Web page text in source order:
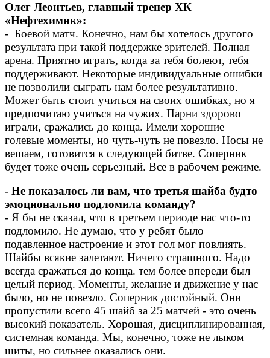
Олег Леонтьев, главный тренер ХК
«Нефтехимик»:
- Боевой матч. Конечно, нам бы хотелось другого
результата при такой поддержке зрителей. Полная
арена. Приятно играть, когда за тебя болеют, тебя
поддерживают. Некоторые индивидуальные ошибки
не позволили сыграть нам более результативно.
Может быть стоит учиться на своих ошибках, но я
предпочитаю учиться на чужих. Парни здорово
играли, сражались до конца. Имели хорошие
голевые моменты, но чуть-чуть не повезло. Носы не
вешаем, готовится к следующей битве. Соперник
будет тоже очень серьезный. Все в рабочем режиме.
- Не показалось ли вам, что третья шайба будто
эмоционально подломила команду?
- Я бы не сказал, что в третьем периоде нас что-то
подломило. Не думаю, что у ребят было
подавленное настроение и этот гол мог повлиять.
Шайбы всякие залетают. Ничего страшного. Надо
всегда сражаться до конца. тем более впереди был
целый период. Моменты, желание и движение у нас
было, но не повезло. Соперник достойный. Они
пропустили всего 45 шайб за 25 матчей - это очень
высокий показатель. Хорошая, дисциплинированная,
системная команда. Мы, конечно, тоже не лыком
шиты, но сильнее оказались они.